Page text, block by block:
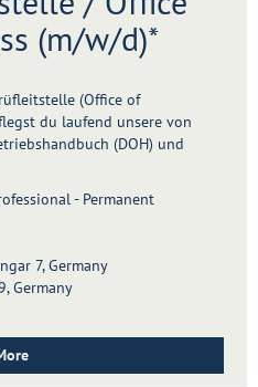
(m/w/d)*
(Office of
du laufend unsere von
(DOH) und
- Permanent
7, Germany
Germany